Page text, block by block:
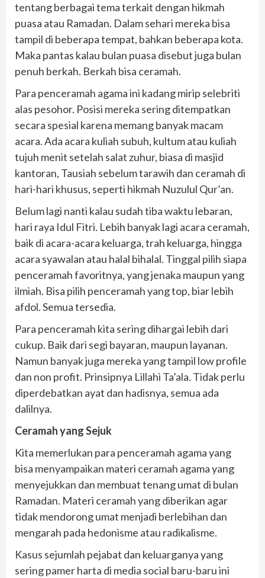
tentang berbagai tema terkait dengan hikmah
puasa atau Ramadan. Dalam sehari mereka bisa
tampil di beberapa tempat, bahkan beberapa kota.
Maka pantas kalau bulan puasa disebut juga bulan
penuh berkah. Berkah bisa ceramah.
Para penceramah agama ini kadang mirip selebriti
alas pesohor. Posisi mereka sering ditempatkan
secara spesial karena memang banyak macam
acara. Ada acara kuliah subuh, kultum atau kuliah
tujuh menit setelah salat zuhur, biasa di masjid
kantoran, Tausiah sebelum tarawih dan ceramah di
hari-hari khusus, seperti hikmah Nuzulul Qur’an.
Belum lagi nanti kalau sudah tiba waktu lebaran,
hari raya Idul Fitri. Lebih banyak lagi acara ceramah,
baik di acara-acara keluarga, trah keluarga, hingga
acara syawalan atau halal bihalal. Tinggal pilih siapa
penceramah favoritnya, yang jenaka maupun yang
ilmiah. Bisa pilih penceramah yang top, biar lebih
afdol. Semua tersedia.
Para penceramah kita sering dihargai lebih dari
cukup. Baik dari segi bayaran, maupun layanan.
Namun banyak juga mereka yang tampil low profile
dan non profit. Prinsipnya Lillahi Ta’ala. Tidak perlu
diperdebatkan ayat dan hadisnya, semua ada
dalilnya.
Ceramah yang Sejuk
Kita memerlukan para penceramah agama yang
bisa menyampaikan materi ceramah agama yang
menyejukkan dan membuat tenang umat di bulan
Ramadan. Materi ceramah yang diberikan agar
tidak mendorong umat menjadi berlebihan dan
mengarah pada hedonisme atau radikalisme.
Kasus sejumlah pejabat dan keluarganya yang
sering pamer harta di media social baru-baru ini